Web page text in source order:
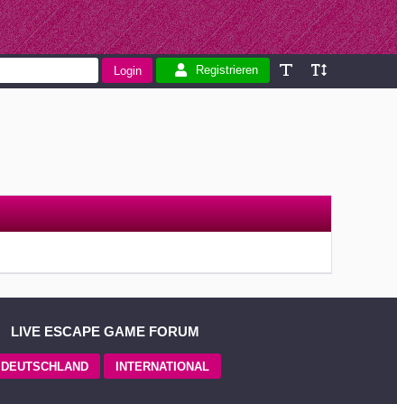
Registrieren
LIVE ESCAPE GAME FORUM
DEUTSCHLAND INTERNATIONAL